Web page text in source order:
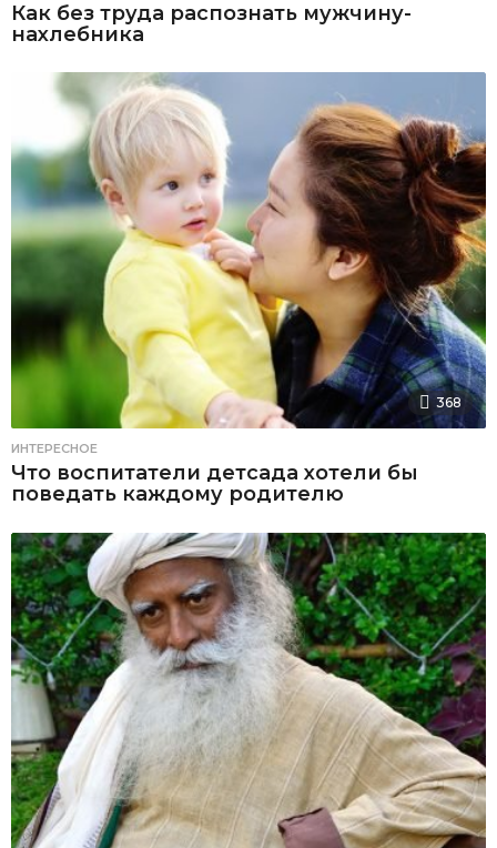
Как без труда распознать мужчину-
нахлебника
368
ИНТЕРЕСНОЕ
Что воспитатели детсада хотели бы
поведать каждому родителю